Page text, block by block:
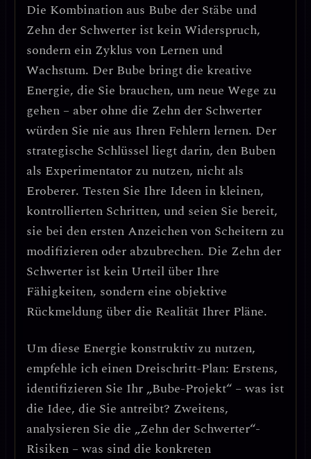
Die Kombination aus Bube der Stäbe und
Zehn der Schwerter ist kein Widerspruch,
sondern ein Zyklus von Lernen und
Wachstum. Der Bube bringt die kreative
Energie, die Sie brauchen, um neue Wege zu
gehen – aber ohne die Zehn der Schwerter
würden Sie nie aus Ihren Fehlern lernen. Der
strategische Schlüssel liegt darin, den Buben
als Experimentator zu nutzen, nicht als
Eroberer. Testen Sie Ihre Ideen in kleinen,
kontrollierten Schritten, und seien Sie bereit,
sie bei den ersten Anzeichen von Scheitern zu
modifizieren oder abzubrechen. Die Zehn der
Schwerter ist kein Urteil über Ihre
Fähigkeiten, sondern eine objektive
Rückmeldung über die Realität Ihrer Pläne.
Um diese Energie konstruktiv zu nutzen,
empfehle ich einen Dreischritt-Plan: Erstens,
identifizieren Sie Ihr „Bube-Projekt“ – was ist
die Idee, die Sie antreibt? Zweitens,
analysieren Sie die „Zehn der Schwerter“-
Risiken – was sind die konkreten